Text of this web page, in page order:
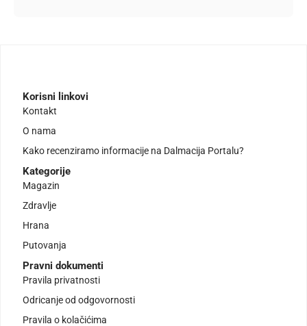
Korisni linkovi
Kontakt
O nama
Kako recenziramo informacije na Dalmacija Portalu?
Kategorije
Magazin
Zdravlje
Hrana
Putovanja
Pravni dokumenti
Pravila privatnosti
Odricanje od odgovornosti
Pravila o kolačićima